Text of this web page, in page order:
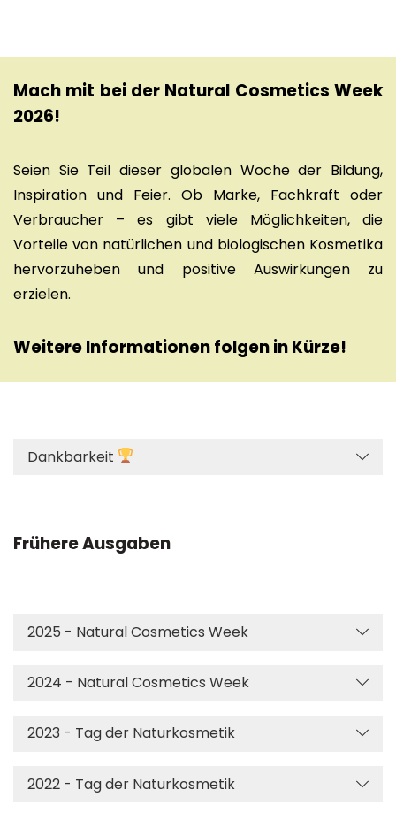
Mach mit bei der Natural Cosmetics Week
2026!
Seien Sie Teil dieser globalen Woche der Bildung,
Inspiration und Feier. Ob Marke, Fachkraft oder
Verbraucher – es gibt viele Möglichkeiten, die
Vorteile von natürlichen und biologischen Kosmetika
hervorzuheben und positive Auswirkungen zu
erzielen.
Weitere Informationen folgen in Kürze!
Dankbarkeit
Frühere Ausgaben
2025 - Natural Cosmetics Week
2024 - Natural Cosmetics Week
2023 - Tag der Naturkosmetik
2022 - Tag der Naturkosmetik